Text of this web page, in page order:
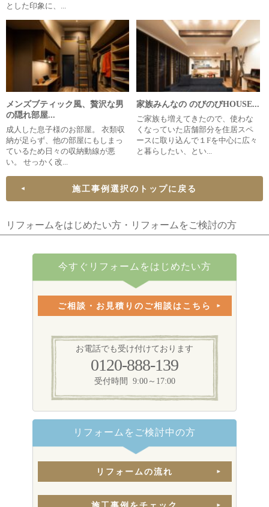
とした印象に、...
メンズブティック風、贅沢な男
の隠れ部屋...
成人した息子様のお部屋。 衣類収
納が足らず、他の部屋にもしまっ
ているため日々の収納動線が悪
い。 せっかく改...
家族みんなの のびのびHOUSE...
ご家族も増えてきたので、使わな
くなっていた店舗部分を住居スペ
ースに取り込んで１Fを中心に広々
と暮らしたい、とい...
施工事例選択のトップに戻る
リフォームをはじめたい方・リフォームをご検討の方
今すぐリフォームをはじめたい方
ご相談・お見積りのご相談はこちら
お電話でも受け付けております
0120-888-139
受付時間 9:00～17:00
リフォームをご検討中の方
リフォームの流れ